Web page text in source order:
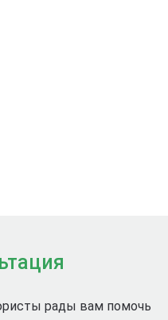
рады вам помочь